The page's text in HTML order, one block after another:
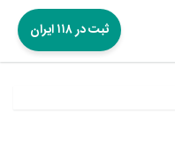
ثبت در ۱۱۸ ایران